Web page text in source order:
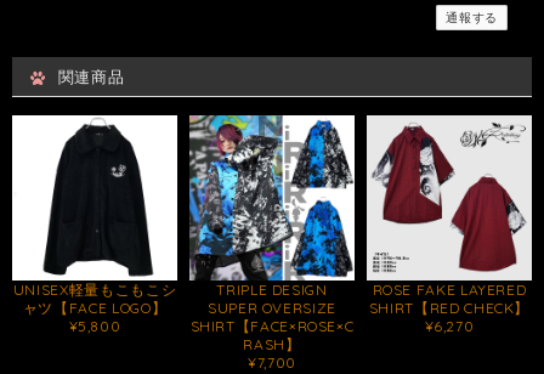
通報する
関連商品
UNISEX軽量もこもこシ
ャツ【FACE LOGO】
¥5,800
TRIPLE DESIGN
SUPER OVERSIZE
SHIRT【FACE×ROSE×C
RASH】
¥7,700
ROSE FAKE LAYERED
SHIRT【RED CHECK】
¥6,270